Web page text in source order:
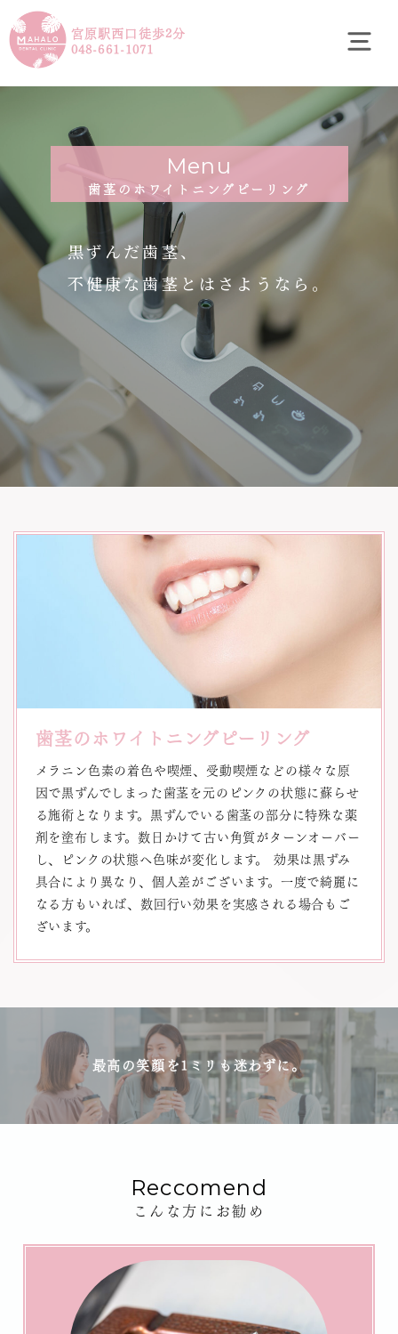
宮原駅西口徒歩2分
048-661-1071
Menu
歯茎のホワイトニングピーリング
黒ずんだ歯茎、
不健康な歯茎とはさようなら。
歯茎のホワイトニングピーリング
メラニン色素の着色や喫煙、受動喫煙などの様々な原
因で黒ずんでしまった歯茎を元のピンクの状態に蘇らせ
る施術となります。黒ずんでいる歯茎の部分に特殊な薬
剤を塗布します。数日かけて古い角質がターンオーバー
し、ピンクの状態へ色味が変化します。 効果は黒ずみ
具合により異なり、個人差がございます。一度で綺麗に
なる方もいれば、数回行い効果を実感される場合もご
ざいます。
最高の笑顔を1ミリも迷わずに。
Reccomend
こんな方にお勧め